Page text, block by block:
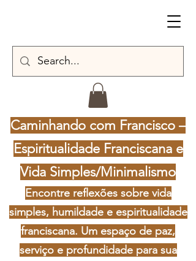
Caminhando com Francisco –
Espiritualidade Franciscana e
Vida Simples/Minimalismo
Encontre reflexões sobre vida
simples, humildade e espiritualidade
franciscana. Um espaço de paz,
serviço e profundidade para sua